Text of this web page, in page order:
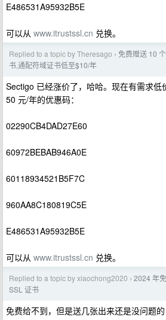
E486531A95932B5E
可以从 www.itrustssl.cn 兑换。
Replied to a topic by Theresago › 免费赠送 10
书,通配符域证书低至$10/年
Sectigo 已经涨价了，哈哈。现在有需求低
50 元/年的优惠码：
02290CB4DAD27E60
60972BEBAB946A0E
60118934521B5F7C
960AA8C180819C5E
E486531A95932B5E
可以从 www.itrustssl.cn 兑换。
Replied to a topic by xiaochong2020 › 2024 年
SSL 证书
免费给不到，但是送几张出来还是没问题的